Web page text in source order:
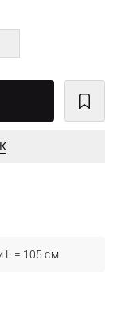
L = 105 см